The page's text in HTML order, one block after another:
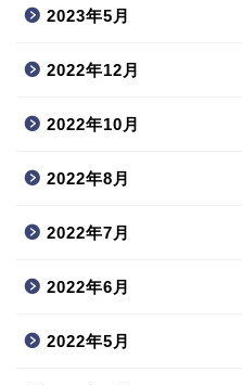
2023年5月
2022年12月
2022年10月
2022年8月
2022年7月
2022年6月
2022年5月